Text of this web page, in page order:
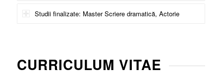
Studii finalizate: Master Scriere dramatică, Actorie
CURRICULUM VITAE